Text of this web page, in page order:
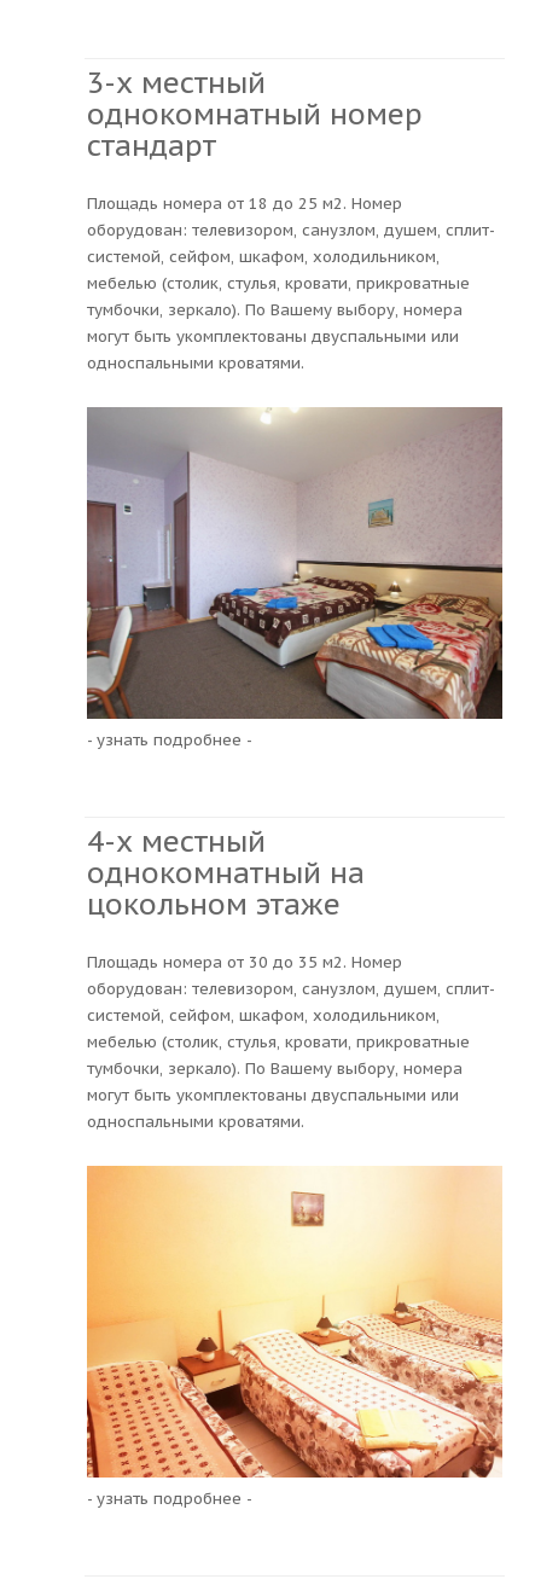
3-х местный
однокомнатный номер
стандарт
Площадь номера от 18 до 25 м2. Номер
оборудован: телевизором, санузлом, душем, сплит-
системой, сейфом, шкафом, холодильником,
мебелью (столик, стулья, кровати, прикроватные
тумбочки, зеркало). По Вашему выбору, номера
могут быть укомплектованы двуспальными или
односпальными кроватями.
- узнать подробнее -
4-х местный
однокомнатный на
цокольном этаже
Площадь номера от 30 до 35 м2. Номер
оборудован: телевизором, санузлом, душем, сплит-
системой, сейфом, шкафом, холодильником,
мебелью (столик, стулья, кровати, прикроватные
тумбочки, зеркало). По Вашему выбору, номера
могут быть укомплектованы двуспальными или
односпальными кроватями.
- узнать подробнее -